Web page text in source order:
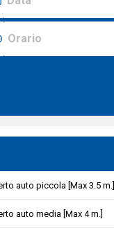
auto piccola [Max 3.5 m.]
auto media [Max 4 m.]